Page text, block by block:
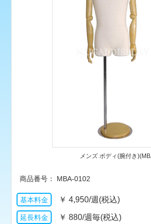
メンズ ボディ(腕付き
MBA-0102
￥ 4,950/週(税込)
￥ 880/週毎(税込)